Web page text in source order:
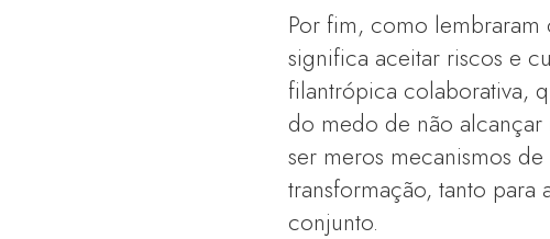
Por fim, como lembraram
significa aceitar riscos e
filantrópica colaborativa,
do medo de não alcançar
ser meros mecanismos
transformação, tanto para
conjunto.